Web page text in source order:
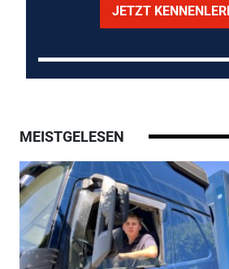
JETZT
MEISTGELESEN